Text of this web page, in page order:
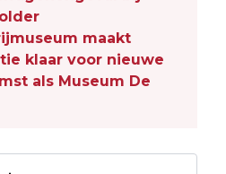
maakt
klaar voor nieuwe
als Museum De